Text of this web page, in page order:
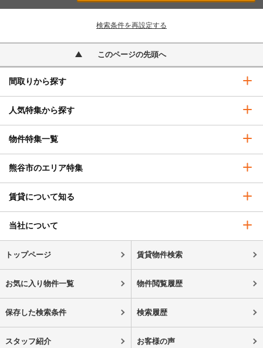
検索条件を再設定する
このページの先頭へ
間取りから探す
人気特集から探す
物件特集一覧
熊谷市のエリア特集
賃貸について知る
当社について
トップページ 賃貸物件検索
お気に入り物件一覧 物件閲覧履歴
保存した検索条件 検索履歴
スタッフ紹介 お客様の声